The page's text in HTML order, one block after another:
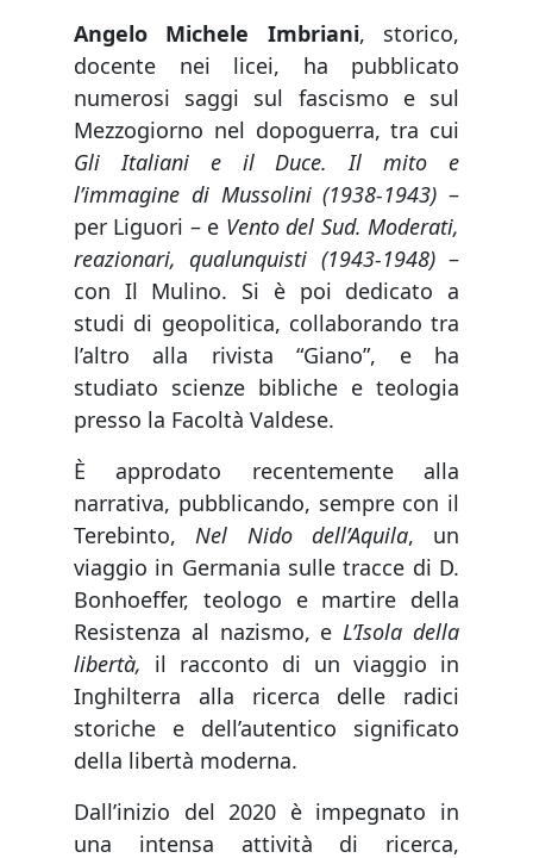
Angelo Michele Imbriani, storico,
docente nei licei, ha pubblicato
numerosi saggi sul fascismo e sul
Mezzogiorno nel dopoguerra, tra cui
Gli Italiani e il Duce. Il mito e
l’immagine di Mussolini (1938-1943) –
per Liguori – e Vento del Sud. Moderati,
reazionari, qualunquisti (1943-1948) –
con Il Mulino. Si è poi dedicato a
studi di geopolitica, collaborando tra
l’altro alla rivista “Giano”, e ha
studiato scienze bibliche e teologia
presso la Facoltà Valdese.
È approdato recentemente alla
narrativa, pubblicando, sempre con il
Terebinto,Nel Nido dell’Aquila, un
viaggio in Germania sulle tracce di D.
Bonhoeffer, teologo e martire della
Resistenza al nazismo, eL’Isola della
libertà, il racconto di un viaggio in
Inghilterra alla ricerca delle radici
storiche e dell’autentico significato
della libertà moderna.
Dall’inizio del 2020 è impegnato in
una intensa attività di ricerca,